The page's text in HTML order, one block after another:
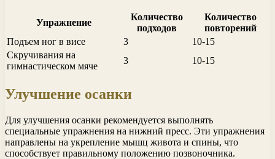
Упражнение
Количество
подходов
Количество
повторений
Подъем ног в висе
3
10-15
Скручивания на
гимнастическом мяче
3 10-15
Улучшение осанки
Для улучшения осанки рекомендуется выполнять
специальные упражнения на нижний пресс. Эти упражнения
направлены на укрепление мышц живота и спины, что
способствует правильному положению позвоночника.